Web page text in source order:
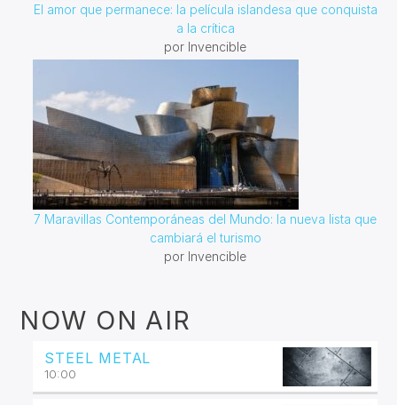
El amor que permanece: la película islandesa que conquista
a la crítica
por Invencible
7 Maravillas Contemporáneas del Mundo: la nueva lista que
cambiará el turismo
por Invencible
NOW ON AIR
STEEL METAL
10:00